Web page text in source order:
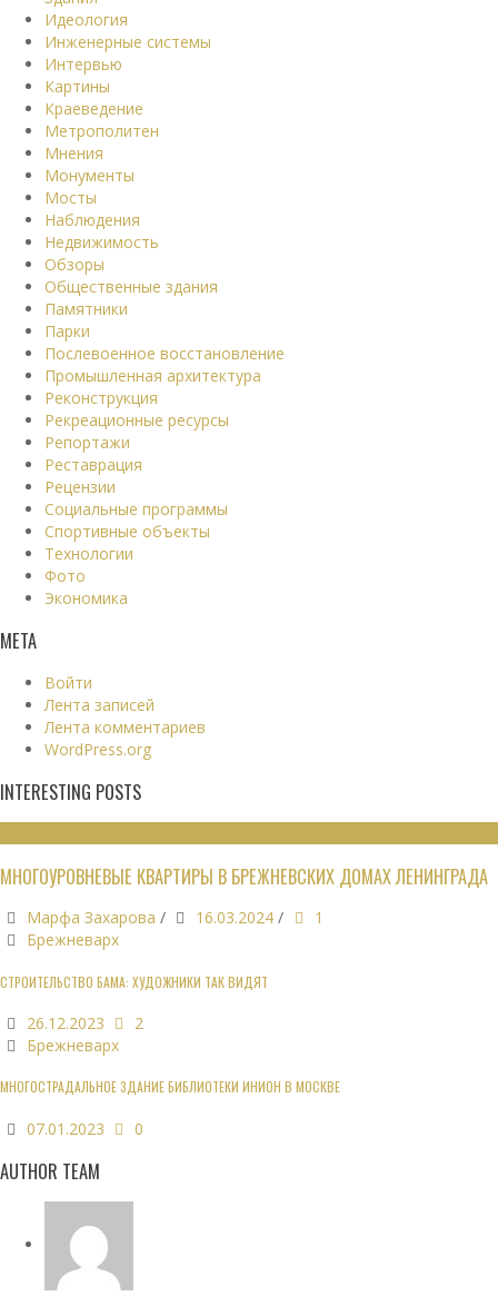
Идеология
Инженерные системы
Интервью
Картины
Краеведение
Метрополитен
Мнения
Монументы
Мосты
Наблюдения
Недвижимость
Обзоры
Общественные здания
Памятники
Парки
Послевоенное восстановление
Промышленная архитектура
Реконструкция
Рекреационные ресурсы
Репортажи
Реставрация
Рецензии
Социальные программы
Спортивные объекты
Технологии
Фото
Экономика
МЕТА
Войти
Лента записей
Лента комментариев
WordPress.org
INTERESTING POSTS
МНОГОУРОВНЕВЫЕ КВАРТИРЫ В БРЕЖНЕВСКИХ ДОМАХ ЛЕНИНГРАДА
Марфа Захарова / 16.03.2024 /
1
Брежневарх
СТРОИТЕЛЬСТВО БАМА: ХУДОЖНИКИ ТАК ВИДЯТ
26.12.2023
2
Брежневарх
МНОГОСТРАДАЛЬНОЕ ЗДАНИЕ БИБЛИОТЕКИ ИНИОН В МОСКВЕ
07.01.2023 0
AUTHOR TEAM